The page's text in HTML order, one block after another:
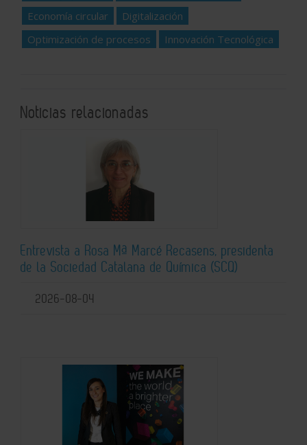
Economía circular
Digitalización
Optimización de procesos
Innovación Tecnológica
Noticias relacionadas
Entrevista a Rosa Mª Marcé Recasens, presidenta
de la Sociedad Catalana de Química (SCQ)
2026-08-04